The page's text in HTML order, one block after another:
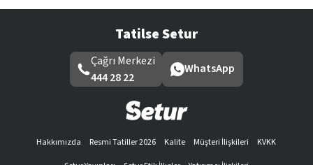
Tatilse Setur
Çağrı Merkezi
444 28 22
WhatsApp
Hakkımızda Resmi Tatiller 2026 Kalite Müşteri İlişkileri
KVKK